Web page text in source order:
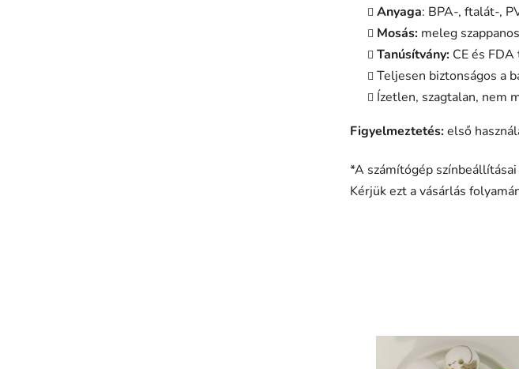
Anyaga: BPA-, ftalát-,
Mosás: meleg
Tanúsítvány: CE és
Teljesen biztonságos a
Ízetlen, szagtalan, nem
Figyelmeztetés:első
*A számítógép
Kérjük ezt a vásárlás